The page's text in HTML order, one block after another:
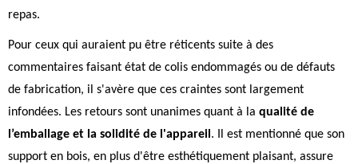
repas.
Pour ceux qui auraient pu être réticents suite à des
commentaires faisant état de colis endommagés ou de défauts
de fabrication, il s'avère que ces craintes sont largement
infondées. Les retours sont unanimes quant à la qualité de
l’emballage et la solidité de l'appareil . Il est mentionné que son
support en bois, en plus d'être esthétiquement plaisant, assure